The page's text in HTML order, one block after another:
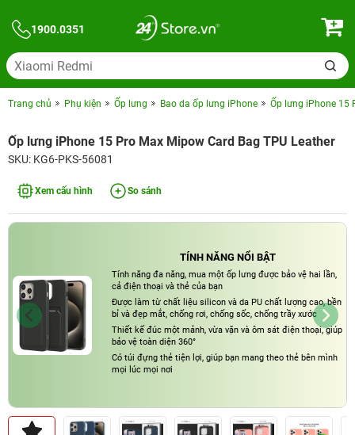
1900.0351
Trang chủ Phụ kiện Ốp lưng Bao da ốp lưng iPhone Ốp lưng iPhone 15
Ốp lưng iPhone 15 Pro Max Mipow Card Bag TPU Leather
SKU: KG6-PKS-56081
Xem cấu hình So sánh
TÍNH NĂNG NỔI BẬT
Tính năng đa năng, mua một ốp lưng được bảo vệ hai lần,
cả điện thoại và thẻ của bạn
Được làm từ chất liệu silicon và da PU chất lượng cao, bền
bỉ và đẹp mắt, chống rơi, chống sốc, chống trầy xước
Thiết kế đúc một mảnh, vừa vặn và ôm sát điện thoại, giúp
bảo vệ toàn diện 360°
Có túi đựng thẻ tiện lợi, giúp bạn mang theo thẻ bên mình
mọi lúc mọi nơi